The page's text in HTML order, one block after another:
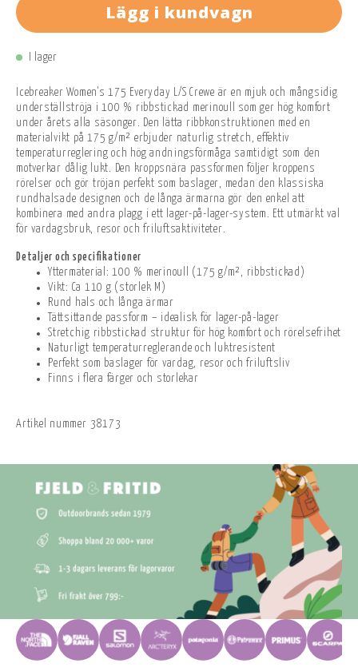
Lägg i kundvagn
I lager
Icebreaker Women's 175 Everyday L/S Crewe är en mjuk och mångsidig
underställströja i 100 % ribbstickad merinoull som ger hög komfort
under årets alla säsonger. Den lätta ribbkonstruktionen med en
materialvikt på 175 g/m² erbjuder naturlig stretch, effektiv
temperaturreglering och hög andningsförmåga samtidigt som den
motverkar dålig lukt. Den kroppsnära passformen följer kroppens
rörelser och gör tröjan perfekt som baslager, medan den klassiska
rundhalsade designen och de långa ärmarna gör den enkel att
kombinera med andra plagg i ett lager-på-lager-system. Ett utmärkt val
för vardagsbruk, resor och friluftsaktiviteter.
Detaljer och specifikationer
Yttermaterial: 100 % merinoull (175 g/m², ribbstickad)
Vikt: Ca 110 g (storlek M)
Rund hals och långa ärmar
Tättsittande passform – idealisk för lager-på-lager
Stretchig ribbstickad struktur för hög komfort och rörelsefrihet
Naturligt temperaturreglerande och luktresistent
Perfekt som baslager för vardag, resor och friluftsliv
Finns i flera färger och storlekar
Artikel nummer 38173